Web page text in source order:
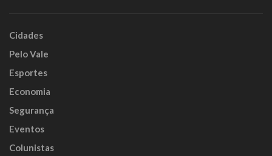
Cidades
Pelo Vale
Esportes
Economia
Segurança
Eventos
Colunistas